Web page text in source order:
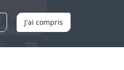
J'ai compris